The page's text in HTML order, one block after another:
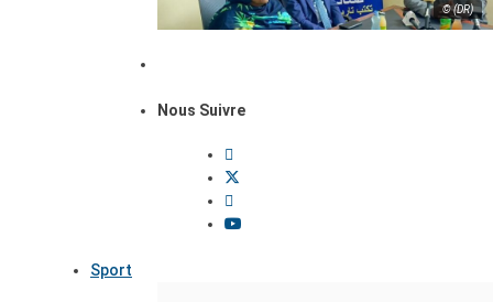
© (DR)
Nous Suivre
Sport